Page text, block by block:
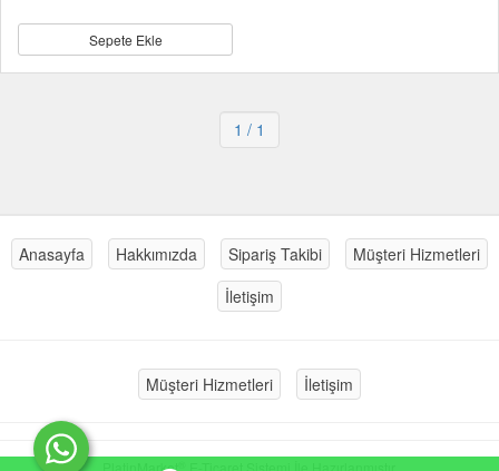
Sepete Ekle
1 / 1
Anasayfa Hakkımızda Sipariş Takibi
Müşteri Hizmetleri
İletişim
Müşteri Hizmetleri İletişim